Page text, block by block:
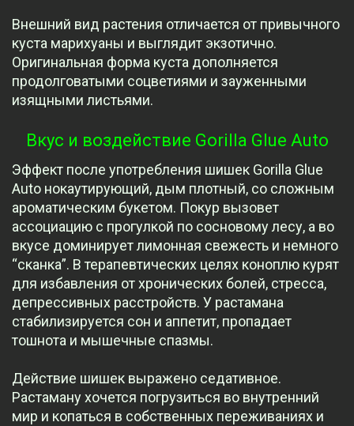
Внешний вид растения отличается от привычного
куста марихуаны и выглядит экзотично.
Оригинальная форма куста дополняется
продолговатыми соцветиями и зауженными
изящными листьями.
Вкус и воздействие Gorilla Glue Auto
Эффект после употребления шишек Gorilla Glue
Auto нокаутирующий, дым плотный, со сложным
ароматическим букетом. Покур вызовет
ассоциацию с прогулкой по сосновому лесу, а во
вкусе доминирует лимонная свежесть и немного
“сканка”. В терапевтических целях коноплю курят
для избавления от хронических болей, стресса,
депрессивных расстройств. У растамана
стабилизируется сон и аппетит, пропадает
тошнота и мышечные спазмы.
Действие шишек выражено седативное.
Растаману хочется погрузиться во внутренний
мир и копаться в собственных переживаниях и